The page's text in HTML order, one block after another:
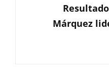
SIGUIENTE
Márquez